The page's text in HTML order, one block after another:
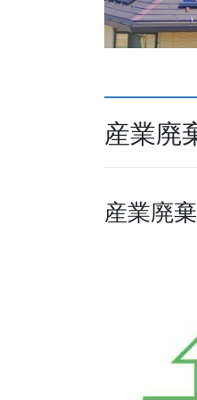
産業廃
産業廃